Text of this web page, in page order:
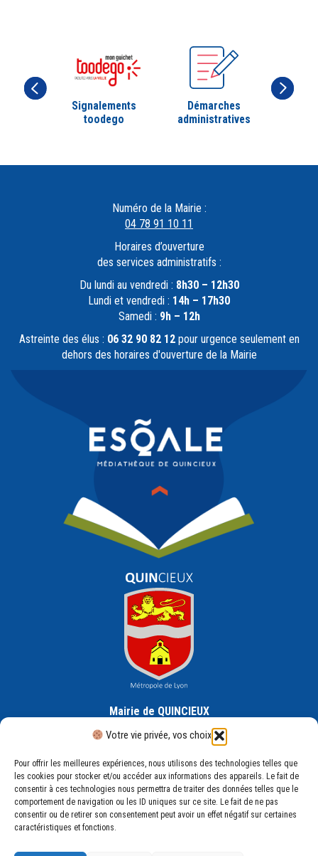
Votre vie privée, vos choix
Pour offrir les meilleures expériences, nous utilisons des technologies telles que
les cookies pour stocker et/ou accéder aux informations des appareils. Le fait de
consentir à ces technologies nous permettra de traiter des données telles que le
comportement de navigation ou les ID uniques sur ce site. Le fait de ne pas
consentir ou de retirer son consentement peut avoir un effet négatif sur certaines
caractéristiques et fonctions.
Signalements
toodego
Démarches
administratives
Numéro de la Mairie :
04 78 91 10 11
Horaires d’ouverture
des services administratifs :
Du lundi au vendredi : 8h30 – 12h30
Lundi et vendredi : 14h – 17h30
Samedi : 9h – 12h
Astreinte des élus : 06 32 90 82 12pour urgence seulement en
dehors des horaires d'ouverture de la Mairie
Mairie de QUINCIEUX
30 Rue de la République, 69650 Quincieux
Mentions légales